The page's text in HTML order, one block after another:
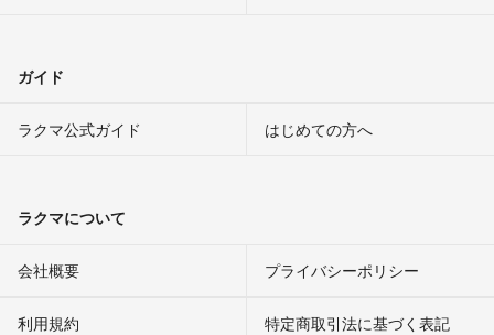
ガイド
ラクマ公式ガイド はじめての方へ
ラクマについて
会社概要 プライバシーポリシー
利用規約 特定商取引法に基づく表記